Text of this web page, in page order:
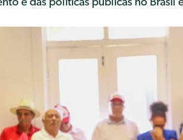
e das políticas públicas no Brasil